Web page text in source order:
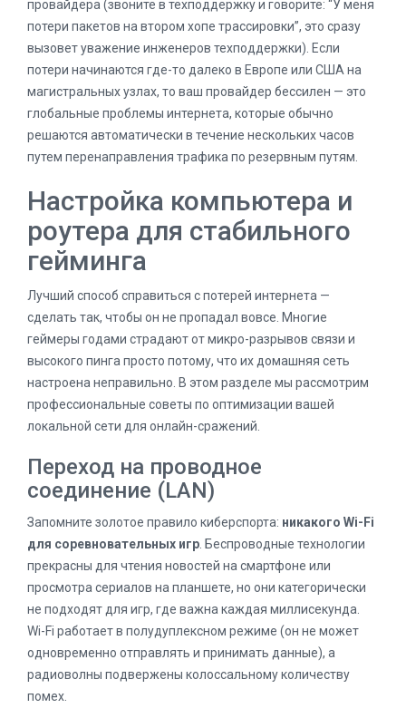
провайдера (звоните в техподдержку и говорите: “У меня
потери пакетов на втором хопе трассировки”, это сразу
вызовет уважение инженеров техподдержки). Если
потери начинаются где-то далеко в Европе или США на
магистральных узлах, то ваш провайдер бессилен — это
глобальные проблемы интернета, которые обычно
решаются автоматически в течение нескольких часов
путем перенаправления трафика по резервным путям.
Настройка компьютера и
роутера для стабильного
гейминга
Лучший способ справиться с потерей интернета —
сделать так, чтобы он не пропадал вовсе. Многие
геймеры годами страдают от микро-разрывов связи и
высокого пинга просто потому, что их домашняя сеть
настроена неправильно. В этом разделе мы рассмотрим
профессиональные советы по оптимизации вашей
локальной сети для онлайн-сражений.
Переход на проводное
соединение (LAN)
Запомните золотое правило киберспорта: никакого Wi-Fi
для соревновательных игр . Беспроводные технологии
прекрасны для чтения новостей на смартфоне или
просмотра сериалов на планшете, но они категорически
не подходят для игр, где важна каждая миллисекунда.
Wi-Fi работает в полудуплексном режиме (он не может
одновременно отправлять и принимать данные), а
радиоволны подвержены колоссальному количеству
помех.